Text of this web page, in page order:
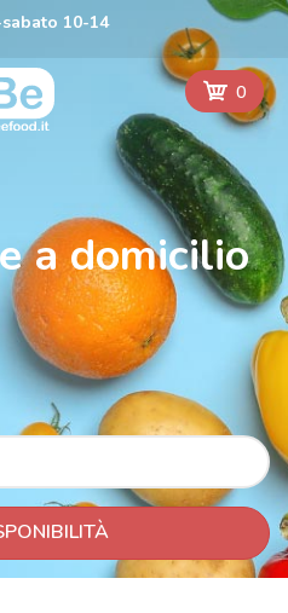
10-14
0
a domicilio